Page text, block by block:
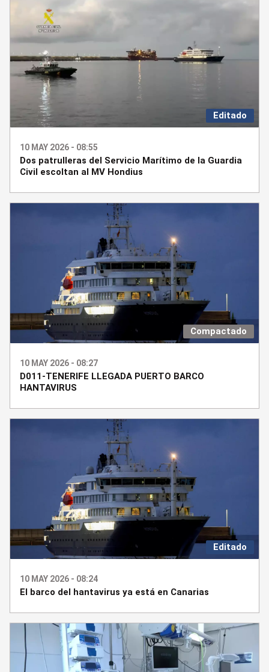
Editado
10 MAY 2026 - 08:55
Dos patrulleras del Servicio Marítimo de la Guardia
Civil escoltan al MV Hondius
Compactado
10 MAY 2026 - 08:27
D011-TENERIFE LLEGADA PUERTO BARCO
HANTAVIRUS
Editado
10 MAY 2026 - 08:24
El barco del hantavirus ya está en Canarias